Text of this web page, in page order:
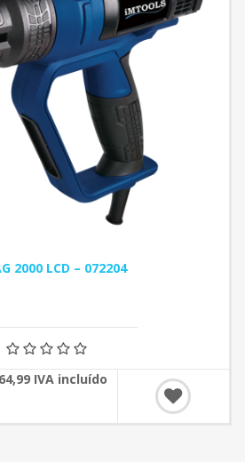
2000 LCD – 072204
IVA incluído